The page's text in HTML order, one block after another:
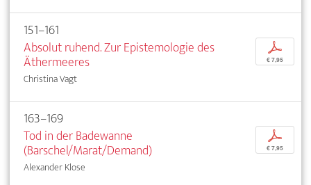
151–161
Absolut ruhend. Zur Epistemologie des
Äthermeeres
Christina Vagt
p
€ 7,95
163–169
Tod in der Badewanne
(Barschel/Marat/Demand)
Alexander Klose
p
€ 7,95